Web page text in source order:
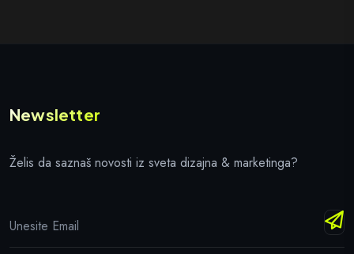
Newsletter
Želis da saznaš novosti iz sveta dizajna & marketinga?